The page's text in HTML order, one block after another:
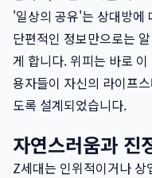
'일상의 공유'는 상대방에
단편적인 정보만으로는
게 합니다. 위피는 바로
용자들이 자신의 라이프
도록 설계되었습니다.
자연스러움과 진
Z세대는 인위적이거나